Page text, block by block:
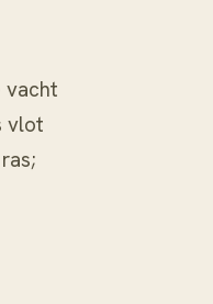
vacht
vlot